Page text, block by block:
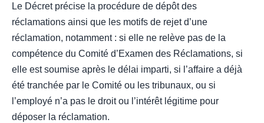
Le Décret précise la procédure de dépôt des
réclamations ainsi que les motifs de rejet d’une
réclamation, notamment : si elle ne relève pas de la
compétence du Comité d’Examen des Réclamations, si
elle est soumise après le délai imparti, si l’affaire a déjà
été tranchée par le Comité ou les tribunaux, ou si
l’employé n’a pas le droit ou l’intérêt légitime pour
déposer la réclamation.